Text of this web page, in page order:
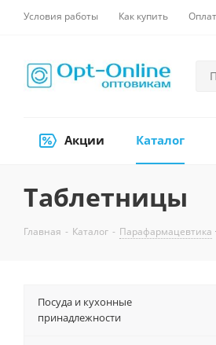
Условия работы Как купить
Акции Каталог
Таблетницы
Главная - Каталог - Парафармацевтика
Посуда и кухонные
принадлежности